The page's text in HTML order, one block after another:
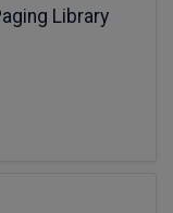
Library